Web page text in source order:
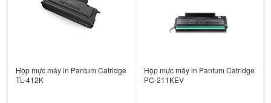
Hộp mực máy in Pantum Catridge
TL-412K
Hộp mực máy in Pantum Catridge
PC-211KEV